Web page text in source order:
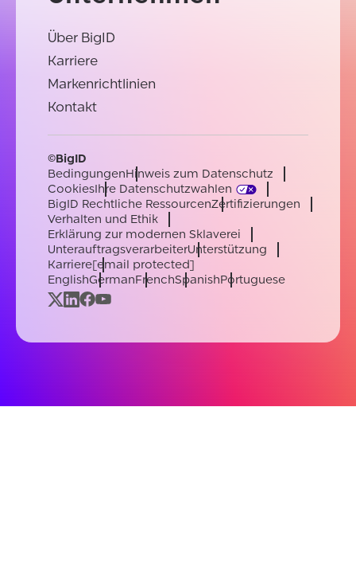
Über BigID
Karriere
Markenrichtlinien
Kontakt
©BigID
BedingungenHinweis zum Datenschutz
CookiesIhre Datenschutzwahlen
BigID Rechtliche RessourcenZertifizierungen
Verhalten und Ethik
Erklärung zur modernen Sklaverei
UnterauftragsverarbeiterUnterstützung
Karriere[email protected]
EnglishGermanFrenchSpanishPortuguese